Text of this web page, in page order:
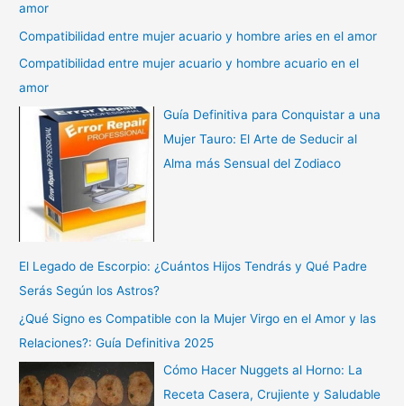
amor
Compatibilidad entre mujer acuario y hombre aries en el amor
Compatibilidad entre mujer acuario y hombre acuario en el
amor
Guía Definitiva para Conquistar a una
Mujer Tauro: El Arte de Seducir al
Alma más Sensual del Zodiaco
El Legado de Escorpio: ¿Cuántos Hijos Tendrás y Qué Padre
Serás Según los Astros?
¿Qué Signo es Compatible con la Mujer Virgo en el Amor y las
Relaciones?: Guía Definitiva 2025
Cómo Hacer Nuggets al Horno: La
Receta Casera, Crujiente y Saludable